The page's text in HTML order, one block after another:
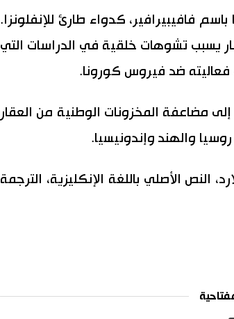
فافيبيرافير، كدواء طارئ للإنفلونزا.
يسبب تشوهات خلقية في الدراسات التي
فعاليته ضد فيروس كورونا.
مضاعفة المخزونات الوطنية من العقار
والهند وإندونيسيا.
النص الأصلي باللغة الإنكليزية، الترجمة